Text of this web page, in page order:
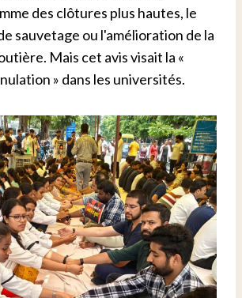
des clôtures plus hautes, le
sauvetage ou l'amélioration de la
Mais cet avis visait la «
» dans les universités.